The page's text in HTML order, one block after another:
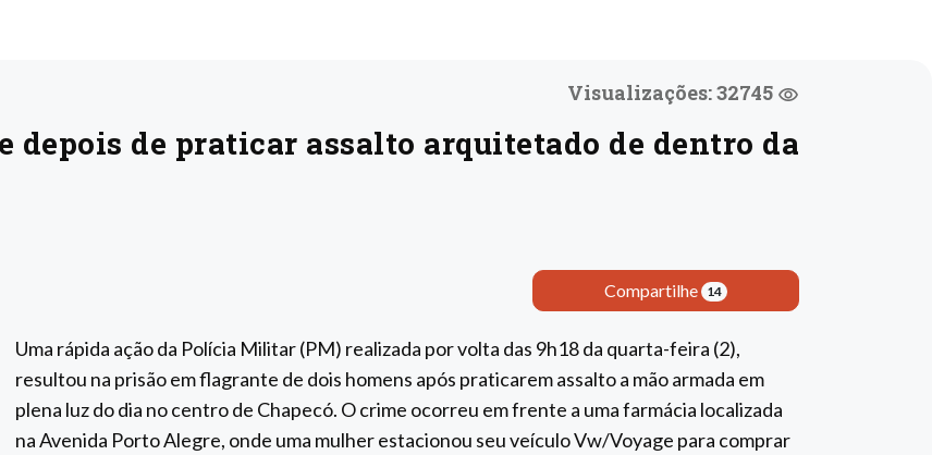
Visualizações: 32745
depois de praticar assalto arquitetado de dentro da
Compartilhe 14
Uma rápida ação da Polícia Militar (PM) realizada por volta das 9h18 da quarta-feira (2),
resultou na prisão em flagrante de dois homens após praticarem assalto a mão armada em
plena luz do dia no centro de Chapecó. O crime ocorreu em frente a uma farmácia localizada
na Avenida Porto Alegre, onde uma mulher estacionou seu veículo Vw/Voyage para comprar